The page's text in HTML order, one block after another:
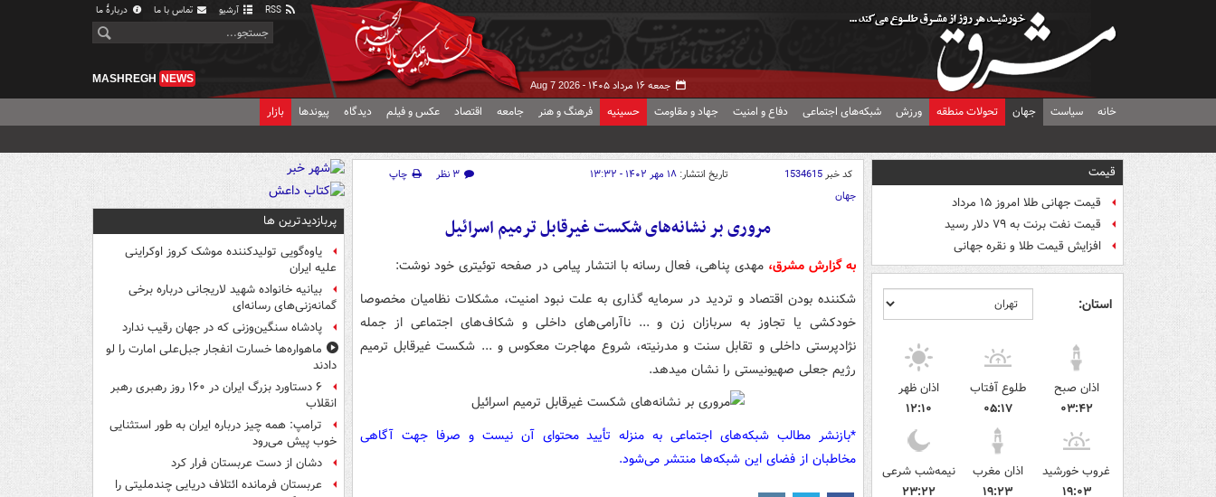
آرشیو تماس با ما دربارهٔ ما
جمعه ۱۶ مرداد ۱۴۰۵ - Aug 7 2026
MASHREGH NEWS
خانه سیاست جهان تحولات منطقه ورزش شبکه‌های اجتماعی دفاع و امنیت جهاد و مقاومت حسینیه فرهنگ و هنر جامعه اقتصاد عکس و فیلم دیدگاه پیوندها بازار
قیمت
قیمت جهانی طلا امروز ۱۵ مرداد
قیمت نفت برنت به ۷۹ دلار رسید
افزایش قیمت طلا و نقره جهانی
استان:
اذان صبح
۰۳:۴۲
طلوع آفتاب
۰۵:۱۷
اذان ظهر
۱۲:۱۰
غروب خورشید
۱۹:۰۳
اذان مغرب
۱۹:۲۳
نیمه‌شب شرعی
۲۳:۲۲
کد خبر1534615 تاریخ انتشار: ۱۸ مهر ۱۴۰۲ - ۱۳:۳۲ ۳ نظر
چاپ
جهان
مروری بر نشانه‌های شکست غیرقابل ترمیم اسرائیل
به گزارش مشرق، مهدی پناهی، فعال رسانه با انتشار پیامی در صفحه توئیتری خود نوشت:
شکننده بودن اقتصاد و تردید در سرمایه گذاری به علت نبود امنیت، مشکلات نظامیان مخصوصا
خودکشی یا تجاوز به سربازان زن و ... ناآرامی‌های داخلی و شکاف‌های اجتماعی از جمله
نژادپرستی داخلی و تقابل سنت و مدرنیته، شروع مهاجرت معکوس و ... شکست غیرقابل ترمیم
رژیم جعلی صهیونیستی را نشان میدهد.
*بازنشر مطالب شبکه‌های اجتماعی به منزله تأیید محتوای آن نیست و صرفا جهت آگاهی
مخاطبان از فضای این شبکه‌ها منتشر می‌شود.
پربازدیدترین ها
یاوه‌گویی تولیدکننده موشک کروز اوکراینی
علیه ایران
بیانیه خانواده شهید لاریجانی درباره برخی
گمانه‌زنی‌های رسانه‌ای
پادشاه سنگین‌وزنی که در جهان رقیب ندارد
ماهواره‌ها خسارت انفجار جبل‌علی امارت را لو
دادند
۶ دستاورد بزرگ ایران در ۱۶۰ روز رهبری رهبر
انقلاب
ترامپ: همه چیز درباره ایران به طور استثنایی
خوب پیش می‌رود
دشان از دست عربستان فرار کرد
عربستان فرمانده ائتلاف دریایی چندملیتی را